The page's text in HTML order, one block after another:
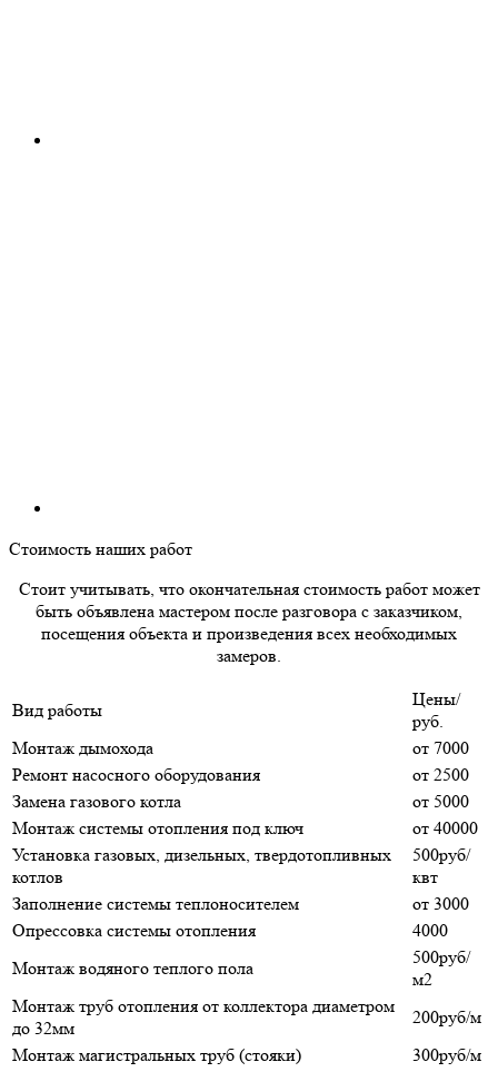
Стоимость наших работ
Стоит учитывать, что окончательная стоимость работ может
быть объявлена мастером после разговора с заказчиком,
посещения объекта и произведения всех необходимых
замеров.
Вид работы
Цены/
руб.
Монтаж дымохода
от 7000
Ремонт насосного оборудования
от 2500
Замена газового котла
от 5000
Монтаж системы отопления под ключ
от 40000
Установка газовых, дизельных, твердотопливных
котлов
500руб/
квт
Заполнение системы теплоносителем
от 3000
Опрессовка системы отопления
4000
Монтаж водяного теплого пола
500руб/
м2
Монтаж труб отопления от коллектора диаметром
до 32мм
200руб/м
Монтаж магистральных труб (стояки)
300руб/м